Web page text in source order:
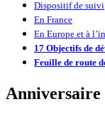
Dispositif de suivi
En France
En Europe et à
17 Objectifs de
Feuille de route
Anniversaire